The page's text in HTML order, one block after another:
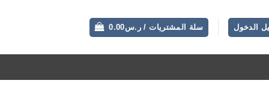
الدخول سلة المشتريات / ر.س0.00